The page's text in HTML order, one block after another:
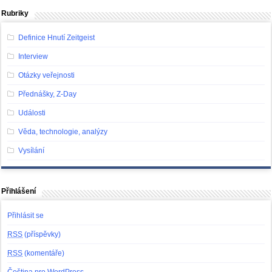
Rubriky
Definice Hnutí Zeitgeist
Interview
Otázky veřejnosti
Přednášky, Z-Day
Události
Věda, technologie, analýzy
Vysílání
Přihlášení
Přihlásit se
RSS (příspěvky)
RSS (komentáře)